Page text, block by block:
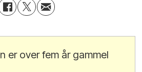
er over fem år gammel